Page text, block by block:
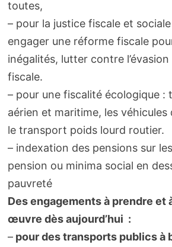
toutes,
– pour la justice fiscale et sociale
engager une réforme fiscale
inégalités, lutter contre
fiscale.
– pour une fiscalité écologique :
aérien et maritime, les véhicules
le transport poids lourd routier.
– indexation des pensions sur
pension ou minima social en
pauvreté
Des engagements à prendre et
œuvre dès aujourd’hui :
–pour des transports publics à